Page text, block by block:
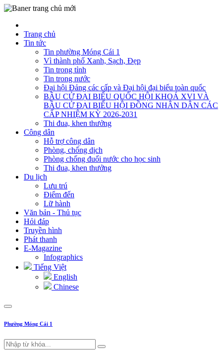
Trang chủ
Tin tức
Tin phường Móng Cái 1
Vì thành phố Xanh, Sạch, Đẹp
Tin trong tỉnh
Tin trong nước
Đại hội Đảng các cấp và Đại hội đại biểu toàn quốc
BẦU CỬ ĐẠI BIỂU QUỐC HỘI KHOÁ XVI VÀ
BẦU CỬ ĐẠI BIỂU HỘI ĐỒNG NHÂN DÂN CÁC
CẤP NHIỆM KỲ 2026-2031
Thi đua, khen thưởng
Công dân
Hỗ trợ công dân
Phòng, chống dịch
Phòng chống đuối nước cho học sinh
Thi đua, khen thưởng
Du lịch
Lưu trú
Điểm đến
Lữ hành
Văn bản - Thủ tục
Hỏi đáp
Truyền hình
Phát thanh
E-Magazine
Infographics
Tiếng Việt
English
Chinese
Phường Móng Cái 1